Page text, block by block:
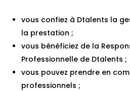
vous confiez à Dtalents la
la prestation ;
vous bénéficiez de la
Professionnelle de Dtalents ;
vous pouvez prendre en
professionnels ;